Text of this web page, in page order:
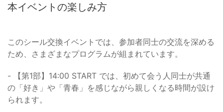
本イベントの楽しみ方
このシール交換イベントでは、参加者同士の交流を深める
ため、さまざまなプログラムが組まれています。
- 【第1部】14:00 START では、初めて会う人同士が共通
の「好き」や「青春」を感じながら親しくなる時間が設け
られます。